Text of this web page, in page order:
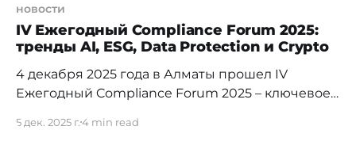
новости
IV Ежегодный Compliance Forum 2025:
тренды AI, ESG, Data Protection и Crypto
4 декабря 2025 года в Алматы прошел IV
Ежегодный Compliance Forum 2025 – ключевое
Центральной Азии, объединяющее
5 дек. 2025 г.4 min read